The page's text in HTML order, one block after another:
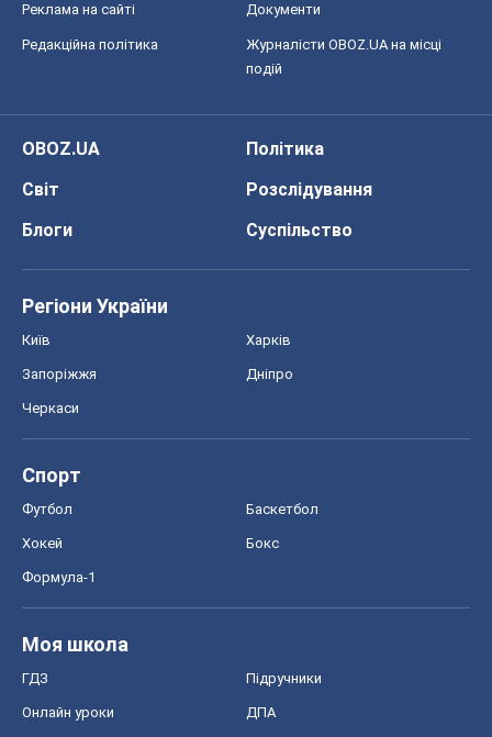
Реклама на сайті Документи
Редакційна політика
Журналісти OBOZ.UA на місці
подій
OBOZ.UA
Політика
Світ
Розслідування
Блоги
Суспільство
Регіони України
Київ Харків
Запоріжжя Дніпро
Черкаси
Спорт
Футбол Баскетбол
Хокей Бокс
Формула-1
Моя школа
ГДЗ Підручники
Онлайн уроки ДПА